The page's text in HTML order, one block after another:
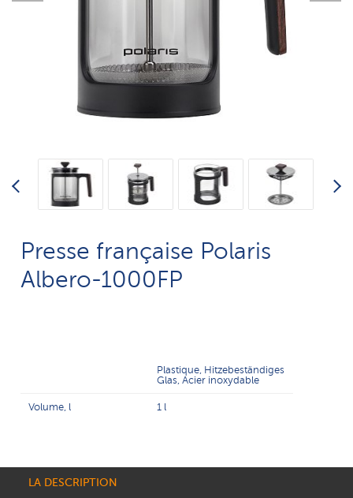
Presse française Polaris
Albero-1000FP
Plastique, Hitzebeständiges
Glas, Acier inoxydable
Volume, l 1 l
LA DESCRIPTION